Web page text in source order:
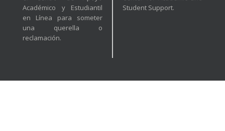
Académico y Estudiantil
en Línea para someter
una querella o
reclamación.
Student Support.